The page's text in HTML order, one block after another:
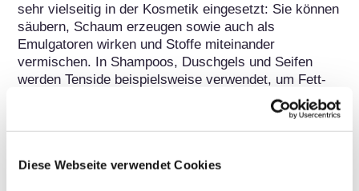
Diese Webseite verwendet Cookies
sehr vielseitig in der Kosmetik eingesetzt: Sie können
säubern, Schaum erzeugen sowie auch als
Emulgatoren wirken und Stoffe miteinander
vermischen. In Shampoos, Duschgels und Seifen
werden Tenside beispielsweise verwendet, um Fett-
und Schmutzpartikel mit Wasser vom Körper
abzuwaschen. Auch in Zahncremes finden Tenside
Verwendung. Hier fördern sie während des
sowie Verteilung der Paste im Mund.